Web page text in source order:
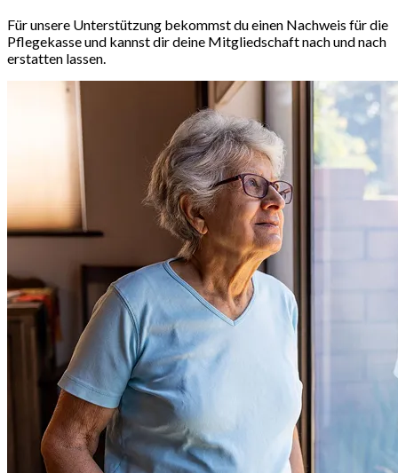
Für unsere Unterstützung bekommst du einen Nachweis für die
Pflegekasse und kannst dir deine Mitgliedschaft nach und nach
erstatten lassen.